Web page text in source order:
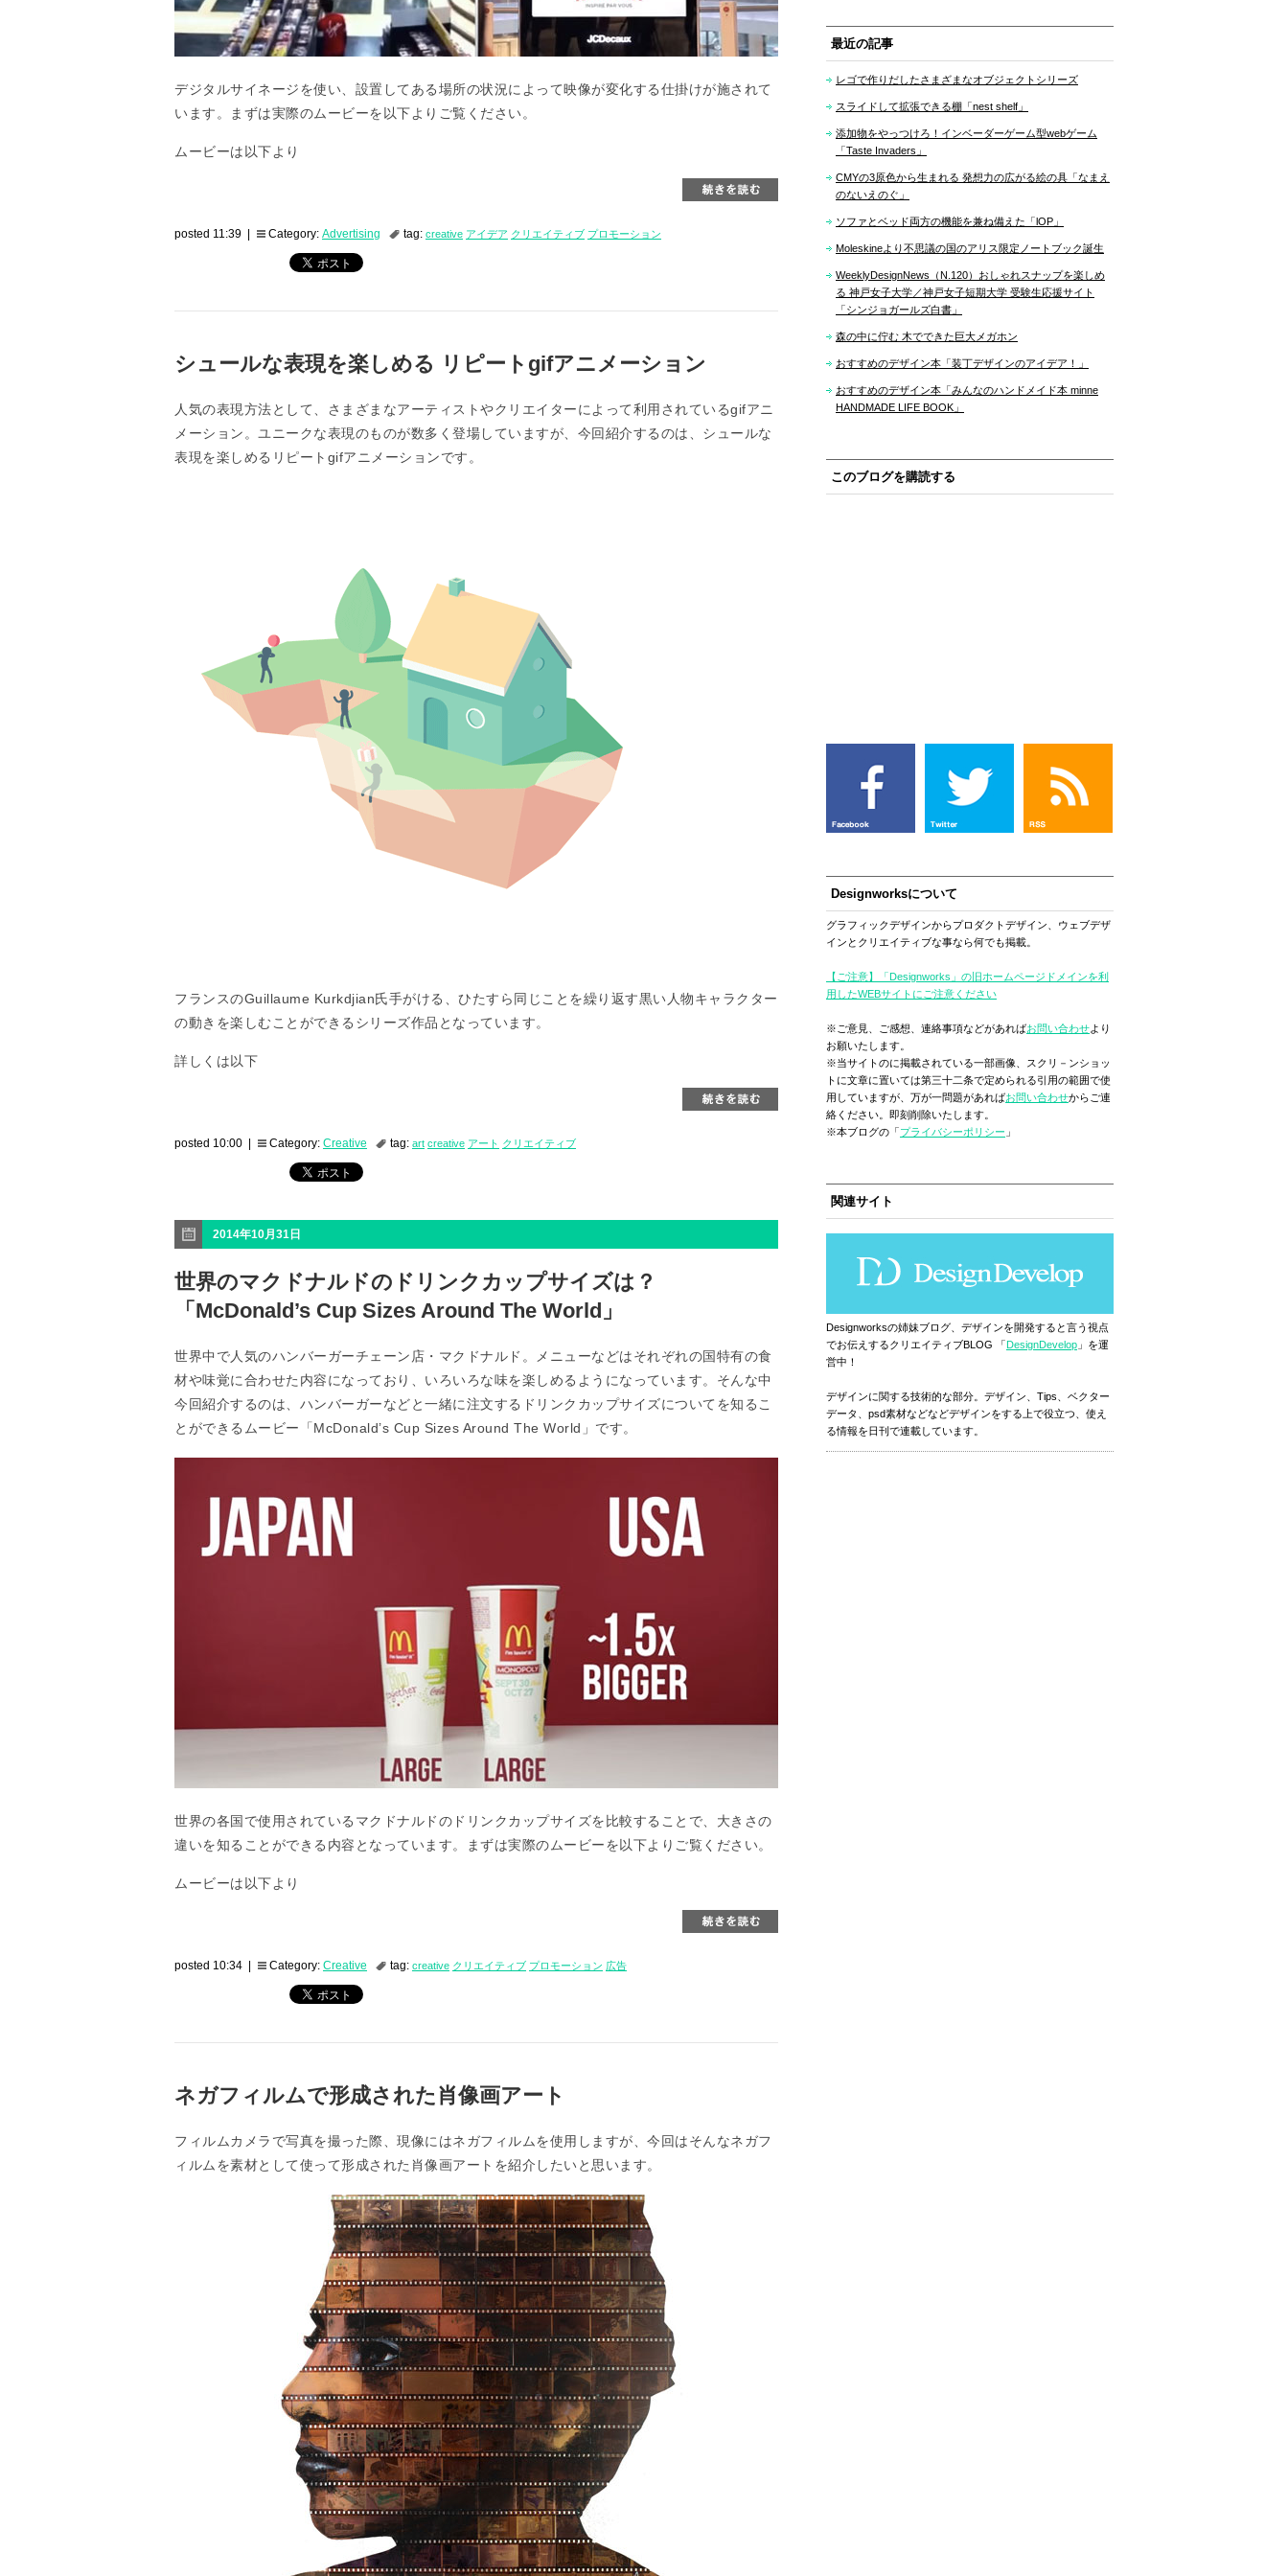
デジタルサイネージを使い、設置してある場所の状況によって映像が変化する仕掛けが施されて
います。まずは実際のムービーを以下よりご覧ください。
ムービーは以下より
posted 11:39 | Category: Advertising tag: creative アイデア クリエイティブ プロモーション
シュールな表現を楽しめる リピートgifアニメーション
人気の表現方法として、さまざまなアーティストやクリエイターによって利用されているgifアニ
メーション。ユニークな表現のものが数多く登場していますが、今回紹介するのは、シュールな
表現を楽しめるリピートgifアニメーションです。
フランスのGuillaume Kurkdjian氏手がける、ひたすら同じことを繰り返す黒い人物キャラクター
の動きを楽しむことができるシリーズ作品となっています。
詳しくは以下
posted 10:00 | Category: Creative tag: art creative アート クリエイティブ
2014年10月31日
世界のマクドナルドのドリンクカップサイズは？
「McDonald’s Cup Sizes Around The World」
世界中で人気のハンバーガーチェーン店・マクドナルド。メニューなどはそれぞれの国特有の食
材や味覚に合わせた内容になっており、いろいろな味を楽しめるようになっています。そんな中
今回紹介するのは、ハンバーガーなどと一緒に注文するドリンクカップサイズについてを知るこ
とができるムービー「McDonald’s Cup Sizes Around The World」です。
世界の各国で使用されているマクドナルドのドリンクカップサイズを比較することで、大きさの
違いを知ることができる内容となっています。まずは実際のムービーを以下よりご覧ください。
ムービーは以下より
posted 10:34 | Category: Creative tag: creative クリエイティブ プロモーション 広告
ネガフィルムで形成された肖像画アート
フィルムカメラで写真を撮った際、現像にはネガフィルムを使用しますが、今回はそんなネガフ
ィルムを素材として使って形成された肖像画アートを紹介したいと思います。
最近の記事
レゴで作りだしたさまざまなオブジェクトシリーズ
スライドして拡張できる棚「nest shelf」
添加物をやっつけろ！インベーダーゲーム型webゲーム
「Taste Invaders」
CMYの3原色から生まれる 発想力の広がる絵の具「なまえ
のないえのぐ」
ソファとベッド両方の機能を兼ね備えた「lOP」
Moleskineより不思議の国のアリス限定ノートブック誕生
WeeklyDesignNews（N.120）おしゃれスナップを楽しめ
る 神戸女子大学／神戸女子短期大学 受験生応援サイト
「シンジョガールズ白書」
森の中に佇む 木でできた巨大メガホン
おすすめのデザイン本「装丁デザインのアイデア！」
おすすめのデザイン本「みんなのハンドメイド本 minne
HANDMADE LIFE BOOK」
このブログを購読する
Designworksについて
グラフィックデザインからプロダクトデザイン、ウェブデザ
インとクリエイティブな事なら何でも掲載。
【ご注意】「Designworks」の旧ホームページドメインを利
用したWEBサイトにご注意ください
※ご意見、ご感想、連絡事項などがあればお問い合わせより
お願いたします。
※当サイトのに掲載されている一部画像、スクリ－ンショッ
トに文章に置いては第三十二条で定められる引用の範囲で使
用していますが、万が一問題があればお問い合わせからご連
絡ください。即刻削除いたします。
※本ブログの「プライバシーポリシー 」
関連サイト
Designworksの姉妹ブログ、デザインを開発すると言う視点
でお伝えするクリエイティブBLOG 「DesignDevelop 」を運
営中！
デザインに関する技術的な部分。デザイン、Tips、ベクター
データ、psd素材などなどデザインをする上で役立つ、使え
る情報を日刊で連載しています。